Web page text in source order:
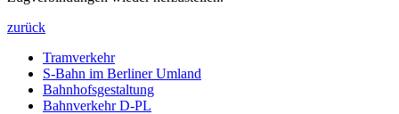
zurück
Tramverkehr
S-Bahn im Berliner Umland
Bahnhofsgestaltung
Bahnverkehr D-PL